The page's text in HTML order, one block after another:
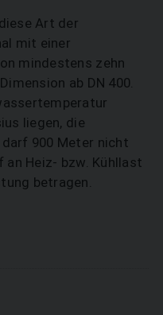
Art der
mit einer
mindestens zehn
ab DN 400.
liegen, die
900 Meter nicht
an Heiz- bzw. Kühllast
betragen.